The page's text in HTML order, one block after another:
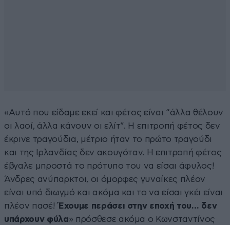
«Αυτό που είδαμε εκεί και φέτος είναι “άλλα θέλουν
οι λαοί, άλλα κάνουν οι ελίτ”. Η επιτροπή φέτος δεν
έκρινε τραγούδια, μέτριο ήταν το πρώτο τραγούδι
και της Ιρλανδίας δεν ακουγόταν. Η επιτροπή φέτος
έβγαλε μπροστά το πρότυπο του να είσαι άφυλος!
Άνδρες ανύπαρκτοι, οι όμορφες γυναίκες πλέον
είναι υπό διωγμό και ακόμα και το να είσαι γκέι είναι
πλέον πασέ! Έχουμε περάσει στην εποχή του… δεν
υπάρχουν φύλα» πρόσθεσε ακόμα ο Κωνσταντίνος